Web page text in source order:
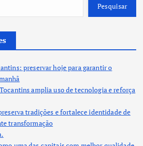
Pesquisar
preservar hoje para garantir o
amplia uso de tecnologia e reforça
tradições e fortalece identidade de
transformação